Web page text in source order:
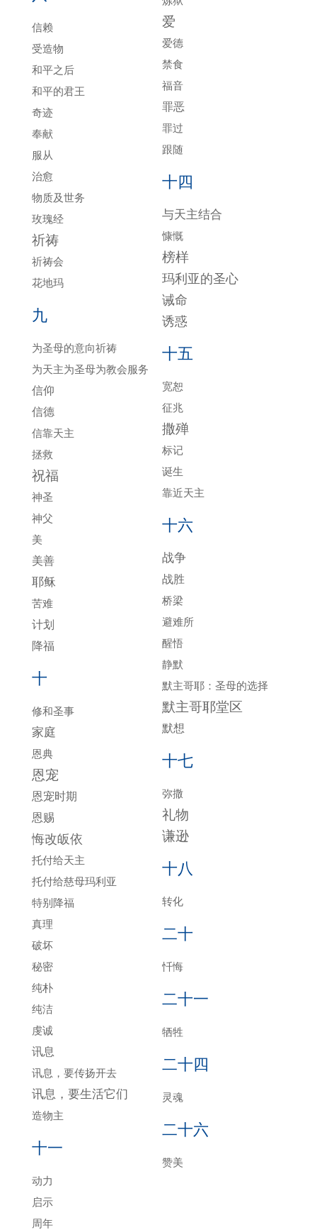
信赖
受造物
和平之后
和平的君王
奇迹
奉献
服从
治愈
物质及世务
玫瑰经
祈祷
祈祷会
花地玛
九
为圣母的意向祈祷
为天主为圣母为教会服务
信仰
信德
信靠天主
拯救
祝福
神圣
神父
美
美善
耶稣
苦难
计划
降福
十
修和圣事
家庭
恩典
恩宠
恩宠时期
恩赐
悔改皈依
托付给天主
托付给慈母玛利亚
特别降福
真理
破坏
秘密
纯朴
纯洁
虔诚
讯息
讯息，要传扬开去
讯息，要生活它们
造物主
十一
动力
启示
周年
爱
爱德
禁食
福音
罪恶
罪过
跟随
十四
与天主结合
慷慨
榜样
玛利亚的圣心
诫命
诱惑
十五
宽恕
征兆
撒殚
标记
诞生
靠近天主
十六
战争
战胜
桥梁
避难所
醒悟
静默
默主哥耶：圣母的选择
默主哥耶堂区
默想
十七
弥撒
礼物
谦逊
十八
转化
二十
忏悔
二十一
牺牲
二十四
灵魂
二十六
赞美